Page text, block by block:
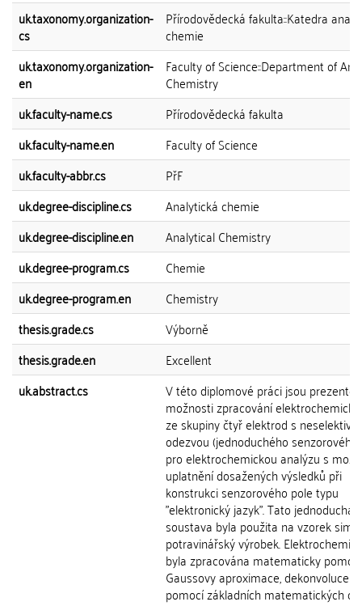
uk.taxonomy.organization-
cs
Přírodovědecká fakulta::Katedra
chemie
uk.taxonomy.organization-
en
Faculty of Science::Department of
Chemistry
uk.faculty-name.cs
Přírodovědecká fakulta
uk.faculty-name.en
Faculty of Science
uk.faculty-abbr.cs
PřF
uk.degree-discipline.cs
Analytická chemie
uk.degree-discipline.en
Analytical Chemistry
uk.degree-program.cs
Chemie
uk.degree-program.en
Chemistry
thesis.grade.cs
Výborně
thesis.grade.en
Excellent
uk.abstract.cs
V této diplomové práci jsou
možnosti zpracování
ze skupiny čtyř elektrod s neselektivní
odezvou (jednoduchého senzorového
pro elektrochemickou analýzu s
uplatnění dosažených výsledků při
konstrukci senzorového pole typu
"elektronický jazyk". Tato jednoduchá
soustava byla použita na vzorek
potravinářský výrobek.
byla zpracována matematicky pomocí
Gaussovy aproximace, dekonvoluce
pomocí základních matematických